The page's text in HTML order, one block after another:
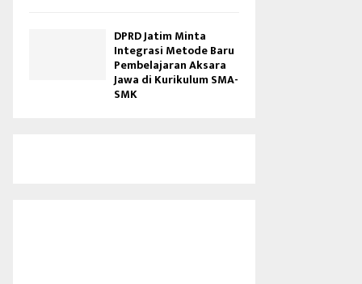
DPRD Jatim Minta
Integrasi Metode Baru
Pembelajaran Aksara
Jawa di Kurikulum SMA-
SMK